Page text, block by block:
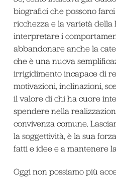
biografici che possono
ricchezza e la varietà della
interpretare i
abbandonare anche la
che è una nuova
irrigidimento incapace di
motivazioni, inclinazioni,
il valore di chi ha cuore
spendere nella
convivenza comune.
la soggettività, è la sua
fatti e idee e a mantenere
Oggi non possiamo più